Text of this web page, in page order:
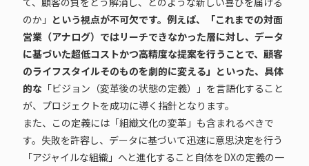
のか」 という視点が不可欠です。例えば、「これまでの対面
営業（アナログ）ではリーチできなかった層に対し、データ
に基づいた超低コストかつ高精度な提案を行うことで、顧客
のライフスタイルそのものを劇的に変える」といった、具体
的な「ビジョン（変革後の状態の定義）」を言語化すること
が、プロジェクトを成功に導く指針となります。
また、この定義には「組織文化の変革」も含まれるべきで
す。失敗を許容し、データに基づいて迅速に意思決定を行う
「アジャイルな組織」へと進化すること自体をDXの定義の一